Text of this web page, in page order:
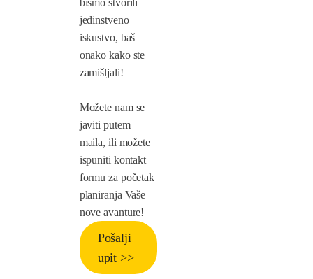
bismo stvorili
jedinstveno
iskustvo, baš
onako kako ste
zamišljali!
Možete nam se
javiti putem
maila, ili možete
ispuniti kontakt
formu za početak
planiranja Vaše
nove avanture!
Pošalji
upit >>